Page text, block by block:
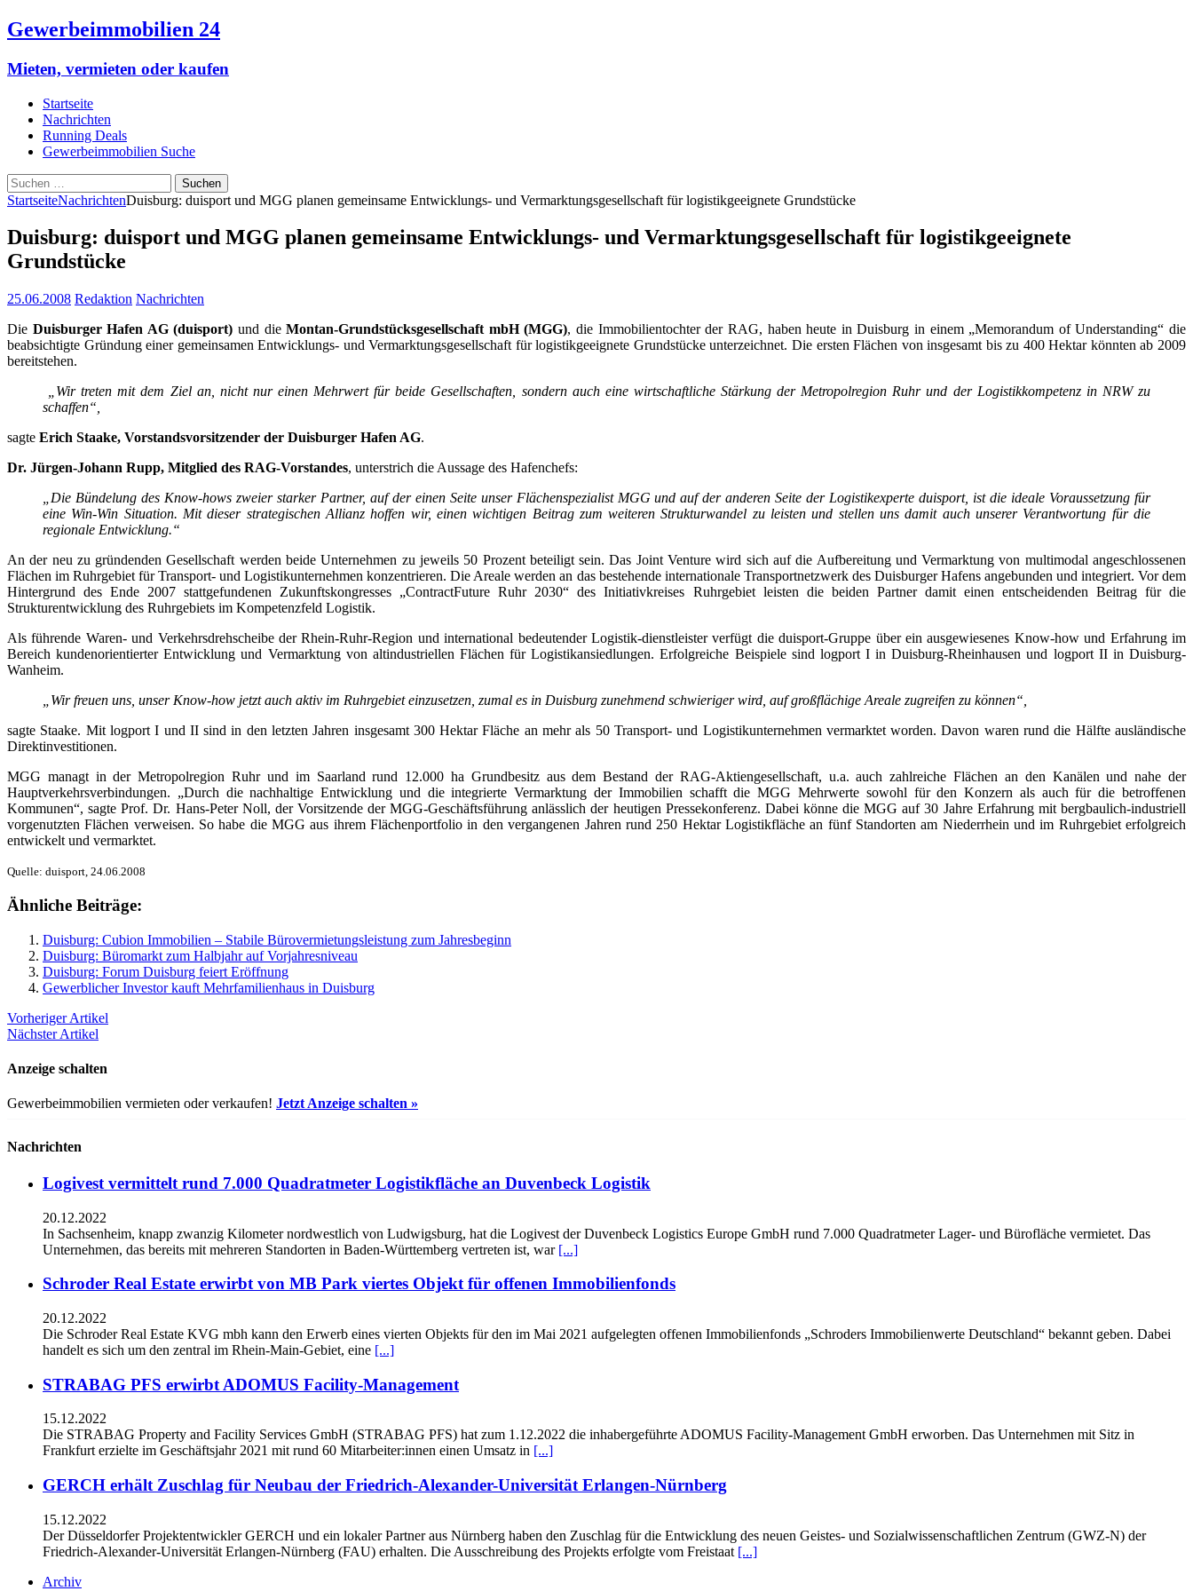
Gewerbeimmobilien 24
Mieten, vermieten oder kaufen
Startseite
Nachrichten
Running Deals
Gewerbeimmobilien Suche
Suchen
nach:
StartseiteNachrichtenDuisburg: duisport und MGG planen gemeinsame Entwicklungs- und Vermarktungsgesellschaft für logistikgeeignete Grundstücke
Duisburg: duisport und MGG planen gemeinsame Entwicklungs- und Vermarktungsgesellschaft für logistikgeeignete
Grundstücke
25.06.2008 Redaktion Nachrichten
Die Duisburger Hafen AG (duisport)und dieMontan-Grundstücksgesellschaft mbH (MGG), die Immobilientochter der RAG, haben heute in Duisburg in einem „Memorandum of Understanding“ die
beabsichtigte Gründung einer gemeinsamen Entwicklungs- und Vermarktungsgesellschaft für logistikgeeignete Grundstücke unterzeichnet. Die ersten Flächen von insgesamt bis zu 400 Hektar könnten ab 2009
bereitstehen.
„Wir treten mit dem Ziel an, nicht nur einen Mehrwert für beide Gesellschaften, sondern auch eine wirtschaftliche Stärkung der Metropolregion Ruhr und der Logistikkompetenz in NRW zu
schaffen“,
sagte Erich Staake, Vorstandsvorsitzender der Duisburger Hafen AG.
Dr. Jürgen-Johann Rupp, Mitglied des RAG-Vorstandes, unterstrich die Aussage des Hafenchefs:
„Die Bündelung des Know-hows zweier starker Partner, auf der einen Seite unser Flächenspezialist MGG und auf der anderen Seite der Logistikexperte duisport, ist die ideale Voraussetzung für
eine Win-Win Situation. Mit dieser strategischen Allianz hoffen wir, einen wichtigen Beitrag zum weiteren Strukturwandel zu leisten und stellen uns damit auch unserer Verantwortung für die
regionale Entwicklung.“
An der neu zu gründenden Gesellschaft werden beide Unternehmen zu jeweils 50 Prozent beteiligt sein. Das Joint Venture wird sich auf die Aufbereitung und Vermarktung von multimodal angeschlossenen
Flächen im Ruhrgebiet für Transport- und Logistikunternehmen konzentrieren. Die Areale werden an das bestehende internationale Transportnetzwerk des Duisburger Hafens angebunden und integriert. Vor dem
Hintergrund des Ende 2007 stattgefundenen Zukunftskongresses „ContractFuture Ruhr 2030“ des Initiativkreises Ruhrgebiet leisten die beiden Partner damit einen entscheidenden Beitrag für die
Strukturentwicklung des Ruhrgebiets im Kompetenzfeld Logistik.
Als führende Waren- und Verkehrsdrehscheibe der Rhein-Ruhr-Region und international bedeutender Logistik-dienstleister verfügt die duisport-Gruppe über ein ausgewiesenes Know-how und Erfahrung im
Bereich kundenorientierter Entwicklung und Vermarktung von altindustriellen Flächen für Logistikansiedlungen. Erfolgreiche Beispiele sind logport I in Duisburg-Rheinhausen und logport II in Duisburg-
Wanheim.
„Wir freuen uns, unser Know-how jetzt auch aktiv im Ruhrgebiet einzusetzen, zumal es in Duisburg zunehmend schwieriger wird, auf großflächige Areale zugreifen zu können“,
sagte Staake. Mit logport I und II sind in den letzten Jahren insgesamt 300 Hektar Fläche an mehr als 50 Transport- und Logistikunternehmen vermarktet worden. Davon waren rund die Hälfte ausländische
Direktinvestitionen.
MGG managt in der Metropolregion Ruhr und im Saarland rund 12.000 ha Grundbesitz aus dem Bestand der RAG-Aktiengesellschaft, u.a. auch zahlreiche Flächen an den Kanälen und nahe der
Hauptverkehrsverbindungen. „Durch die nachhaltige Entwicklung und die integrierte Vermarktung der Immobilien schafft die MGG Mehrwerte sowohl für den Konzern als auch für die betroffenen
Kommunen“, sagte Prof. Dr. Hans-Peter Noll, der Vorsitzende der MGG-Geschäftsführung anlässlich der heutigen Pressekonferenz. Dabei könne die MGG auf 30 Jahre Erfahrung mit bergbaulich-industriell
vorgenutzten Flächen verweisen. So habe die MGG aus ihrem Flächenportfolio in den vergangenen Jahren rund 250 Hektar Logistikfläche an fünf Standorten am Niederrhein und im Ruhrgebiet erfolgreich
entwickelt und vermarktet.
Quelle: duisport, 24.06.2008
Ähnliche Beiträge:
Duisburg: Cubion Immobilien – Stabile Bürovermietungsleistung zum Jahresbeginn
Duisburg: Büromarkt zum Halbjahr auf Vorjahresniveau
Duisburg: Forum Duisburg feiert Eröffnung
Gewerblicher Investor kauft Mehrfamilienhaus in Duisburg
Vorheriger Artikel
Nächster Artikel
Anzeige schalten
Gewerbeimmobilien vermieten oder verkaufen! Jetzt Anzeige schalten »
Nachrichten
Logivest vermittelt rund 7.000 Quadratmeter Logistikfläche an Duvenbeck Logistik
20.12.2022
In Sachsenheim, knapp zwanzig Kilometer nordwestlich von Ludwigsburg, hat die Logivest der Duvenbeck Logistics Europe GmbH rund 7.000 Quadratmeter Lager- und Bürofläche vermietet. Das
Unternehmen, das bereits mit mehreren Standorten in Baden-Württemberg vertreten ist, war [...]
Schroder Real Estate erwirbt von MB Park viertes Objekt für offenen Immobilienfonds
20.12.2022
Die Schroder Real Estate KVG mbh kann den Erwerb eines vierten Objekts für den im Mai 2021 aufgelegten offenen Immobilienfonds „Schroders Immobilienwerte Deutschland“ bekannt geben. Dabei
handelt es sich um den zentral im Rhein-Main-Gebiet, eine [...]
STRABAG PFS erwirbt ADOMUS Facility-Management
15.12.2022
Die STRABAG Property and Facility Services GmbH (STRABAG PFS) hat zum 1.12.2022 die inhabergeführte ADOMUS Facility-Management GmbH erworben. Das Unternehmen mit Sitz in
Frankfurt erzielte im Geschäftsjahr 2021 mit rund 60 Mitarbeiter:innen einen Umsatz in [...]
GERCH erhält Zuschlag für Neubau der Friedrich-Alexander-Universität Erlangen-Nürnberg
15.12.2022
Der Düsseldorfer Projektentwickler GERCH und ein lokaler Partner aus Nürnberg haben den Zuschlag für die Entwicklung des neuen Geistes- und Sozialwissenschaftlichen Zentrum (GWZ-N) der
Friedrich-Alexander-Universität Erlangen-Nürnberg (FAU) erhalten. Die Ausschreibung des Projekts erfolgte vom Freistaat [...]
Archiv